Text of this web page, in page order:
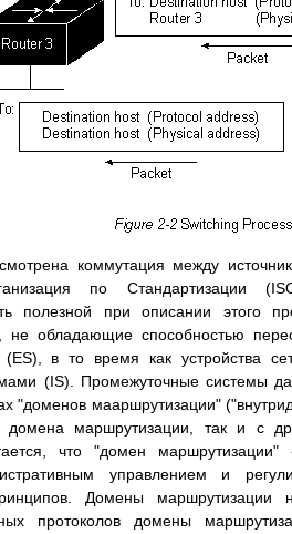
коммутация между
по Стандартизации
полезной при описании этого
не обладающие способностью
в то время как устройства
(IS). Промежуточные системы
"доменов мааршрутизации"
домена маршрутизации, так и с
что "домен маршрутизации"
управлением и
Домены маршрутизации
протоколов домены